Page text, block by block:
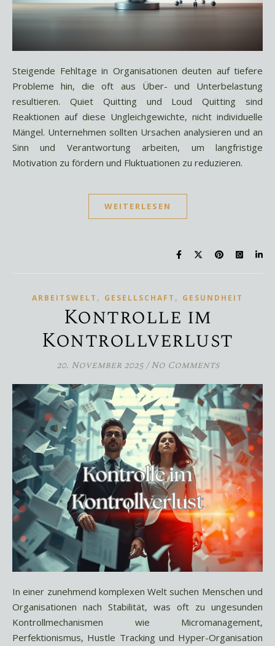
Steigende Fehltage in Organisationen deuten auf tiefere
Probleme hin, die oft aus Über- und Unterbelastung
resultieren. Quiet Quitting und Loud Quitting sind
Reaktionen auf diese Ungleichgewichte, nicht individuelle
Mängel. Unternehmen sollten Ursachen analysieren und an
Sinn und Verantwortung arbeiten, um langfristige
Motivation zu fördern und Fluktuationen zu reduzieren.
WEITERLESEN
ARBEITSWELT , GESELLSCHAFT , GESUNDHEIT
Kontrolle im
Kontrollverlust
20. November 2025/ No Comments
In einer zunehmend komplexen Welt suchen Menschen und
Organisationen nach Stabilität, was oft zu ungesunden
Kontrollmechanismen wie Micromanagement,
Perfektionismus, Hustle Tracking und Hyper-Organisation